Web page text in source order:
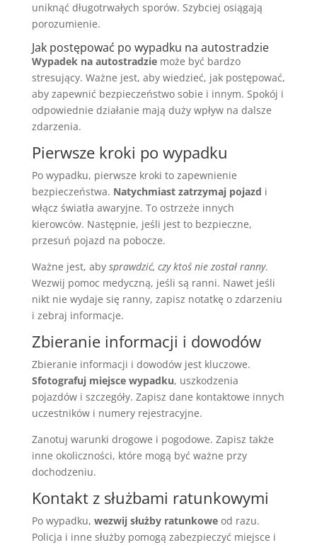
uniknąć długotrwałych sporów. Szybciej osiągają
porozumienie.
Jak postępować po wypadku na autostradzie
Wypadek na autostradziemoże być bardzo
stresujący. Ważne jest, aby wiedzieć, jak postępować,
aby zapewnić bezpieczeństwo sobie i innym. Spokój i
odpowiednie działanie mają duży wpływ na dalsze
zdarzenia.
Pierwsze kroki po wypadku
Po wypadku, pierwsze kroki to zapewnienie
bezpieczeństwa. Natychmiast zatrzymaj pojazd i
włącz światła awaryjne. To ostrzeże innych
kierowców. Następnie, jeśli jest to bezpieczne,
przesuń pojazd na pobocze.
Ważne jest, aby sprawdzić, czy ktoś nie został ranny.
Wezwij pomoc medyczną, jeśli są ranni. Nawet jeśli
nikt nie wydaje się ranny, zapisz notatkę o zdarzeniu
i zebraj informacje.
Zbieranie informacji i dowodów
Zbieranie informacji i dowodów jest kluczowe.
Sfotografuj miejsce wypadku, uszkodzenia
pojazdów i szczegóły. Zapisz dane kontaktowe innych
uczestników i numery rejestracyjne.
Zanotuj warunki drogowe i pogodowe. Zapisz także
inne okoliczności, które mogą być ważne przy
dochodzeniu.
Kontakt z służbami ratunkowymi
Po wypadku, wezwij służby ratunkoweod razu.
Policja i inne służby pomogą zabezpieczyć miejsce i